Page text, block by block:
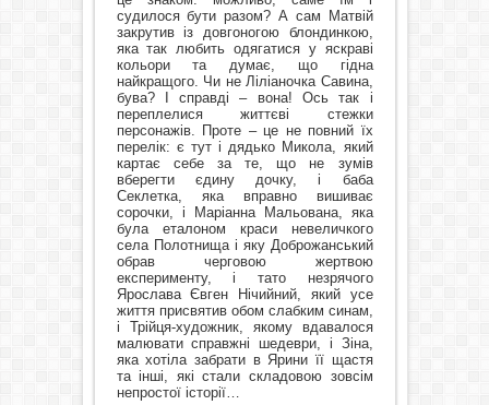
судилося бути разом? А сам Матвій
закрутив із довгоногою блондинкою,
яка так любить одягатися у яскраві
кольори та думає, що гідна
найкращого. Чи не Ліліаночка Савина,
бува? І справді – вона! Ось так і
переплелися життєві стежки
персонажів. Проте – це не повний їх
перелік: є тут і дядько Микола, який
картає себе за те, що не зумів
вберегти єдину дочку, і баба
Секлетка, яка вправно вишиває
сорочки, і Маріанна Мальована, яка
була еталоном краси невеличкого
села Полотнища і яку Доброжанський
обрав черговою жертвою
експерименту, і тато незрячого
Ярослава Євген Нічийний, який усе
життя присвятив обом слабким синам,
і Трійця-художник, якому вдавалося
малювати справжні шедеври, і Зіна,
яка хотіла забрати в Ярини її щастя
та інші, які стали складовою зовсім
непростої історії…